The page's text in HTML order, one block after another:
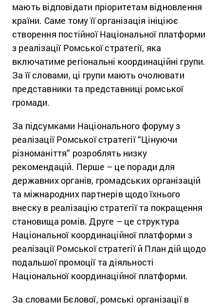
мають відповідати пріоритетам відновлення
країни. Саме тому її організація ініціює
створення постійної Національної платформи
з реалізації Ромської стратегії, яка
включатиме регіональні координаційні групи.
За її словами, ці групи мають очолювати
представники та представниці ромської
громади.
За підсумками Національного форуму з
реалізації Ромської стратегії “Цінуючи
різноманіття” розроблять низку
рекомендацій. Перше – це поради для
державних органів, громадських організацій
та міжнародних партнерів щодо їхнього
внеску в реалізацію стратегії та покращення
становища ромів. Друге – це структура
Національної координаційної платформи з
реалізації Ромської стратегії й План дій щодо
подальшої промоції та діяльності
Національної координаційної платформи.
За словами Бєлової, ромські організації в